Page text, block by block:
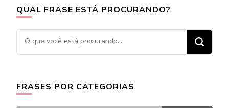
QUAL FRASE ESTÁ PROCURANDO?
Procurando
algo?
FRASES POR CATEGORIAS